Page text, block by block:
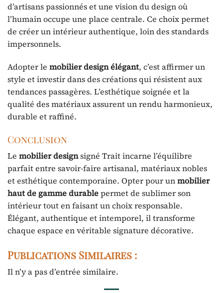
d’artisans passionnés et une vision du design où
l’humain occupe une place centrale. Ce choix permet
de créer un intérieur authentique, loin des standards
impersonnels.
Adopter le mobilier design élégant, c’est affirmer un
style et investir dans des créations qui résistent aux
tendances passagères. L’esthétique soignée et la
qualité des matériaux assurent un rendu harmonieux,
durable et raffiné.
Conclusion
Le mobilier designsigné Trait incarne l’équilibre
parfait entre savoir-faire artisanal, matériaux nobles
et esthétique contemporaine. Opter pour unmobilier
haut de gamme durablepermet de sublimer son
intérieur tout en faisant un choix responsable.
Élégant, authentique et intemporel, il transforme
chaque espace en véritable signature décorative.
Publications Similaires :
Il n’y a pas d’entrée similaire.